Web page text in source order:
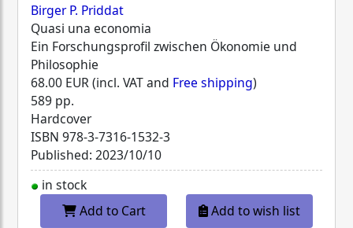
Birger P. Priddat
Quasi una economia
Ein Forschungsprofil zwischen Ökonomie und
Philosophie
68.00 EUR (incl. VAT and Free shipping)
589 pp.
Hardcover
ISBN 978-3-7316-1532-3
Published: 2023/10/10
in stock
Add to Cart
Add to wish list